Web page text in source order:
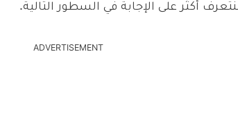
أكثر على الإجابة في السطور التالية.
ADVERTISEMENT